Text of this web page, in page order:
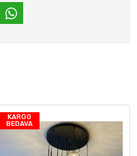
KARGO
BEDAVA